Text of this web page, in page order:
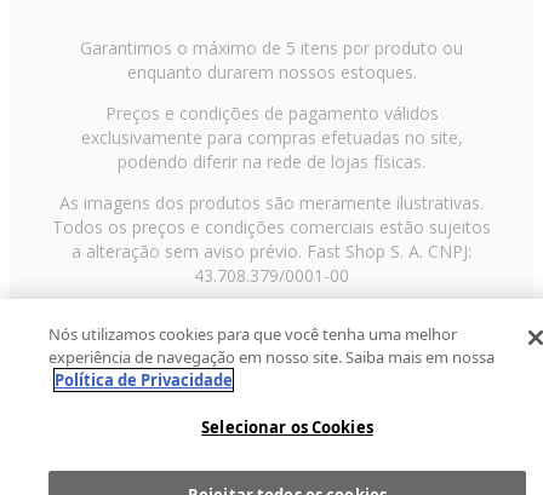
Garantimos o máximo de 5 itens por produto ou
enquanto durarem nossos estoques.
Preços e condições de pagamento válidos
exclusivamente para compras efetuadas no site,
podendo diferir na rede de lojas físicas.
As imagens dos produtos são meramente ilustrativas.
Todos os preços e condições comerciais estão sujeitos
a alteração sem aviso prévio. Fast Shop S. A. CNPJ:
43.708.379/0001-00
Paulo/SP, CEP 02029-001, Telefone: 11 3003-3728 ©
2013 Fast Shop - Todos os direitos reservadosRF
Nós utilizamos cookies para que você tenha uma melhor
experiência de navegação em nosso site. Saiba mais em nossa
Política de Privacidade
Selecionar os Cookies